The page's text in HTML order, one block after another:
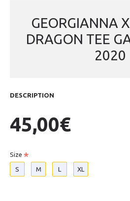
GEORGIANNA
DRAGON TEE
2020
DESCRIPTION
45,00€
Size
S M L XL